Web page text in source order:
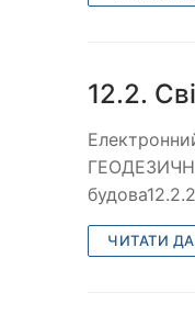
12.2.
ГЕОДЕЗИЧНІ
ЧИТАТИ